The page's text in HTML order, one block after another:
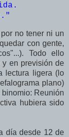
no tener ni un
con gente,
Todo ello
y en previsión de
lectura ligera (lo
plano)
Reunión
hubiera sido
día desde 12 de